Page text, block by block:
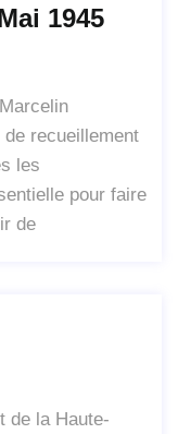
1945
recueillement
les
pour faire
de
de la Haute-